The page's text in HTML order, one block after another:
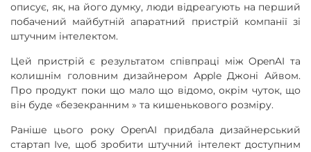
описує, як, на його думку, люди відреагують на перший
побачений майбутній апаратний пристрій компанії зі
штучним інтелектом.
Цей пристрій є результатом співпраці між OpenAI та
колишнім головним дизайнером Apple Джоні Айвом.
Про продукт поки що мало що відомо, окрім чуток, що
він буде «безекранним » та кишенькового розміру.
Раніше цього року OpenAI придбала дизайнерський
стартап Ive, щоб зробити штучний інтелект доступним